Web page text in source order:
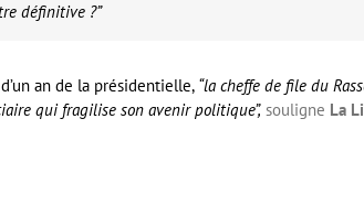
définitive ?”
an de la présidentielle, “la cheffe de file du
qui fragilise son avenir politique”, souligne La